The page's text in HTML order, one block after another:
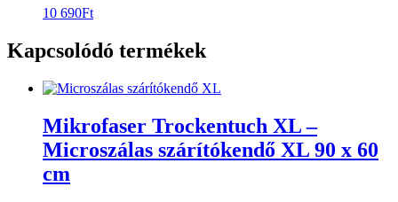
10 690Ft
Kapcsolódó termékek
Mikrofaser Trockentuch XL –
Microszálas szárítókendő XL 90 x 60
cm